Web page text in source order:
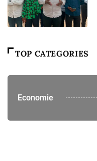
TOP CATEGORIES
Economie